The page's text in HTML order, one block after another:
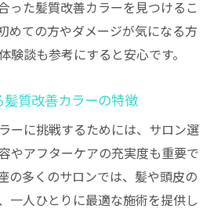
った髪質改善カラーを見つけるこ
めての方やダメージが気になる方
験談も参考にすると安心です。
髪質改善カラーの特徴
ーに挑戦するためには、サロン選
やアフターケアの充実度も重要で
の多くのサロンでは、髪や頭皮の
一人ひとりに最適な施術を提供し